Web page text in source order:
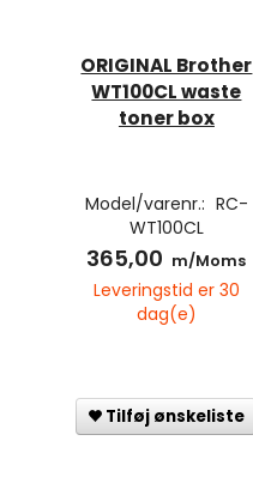
ORIGINAL Brother
WT100CL waste
toner box
Model/varenr.: RC-
WT100CL
365,00 m/Moms
Leveringstid er 30
dag(e)
Tilføj ønskeliste